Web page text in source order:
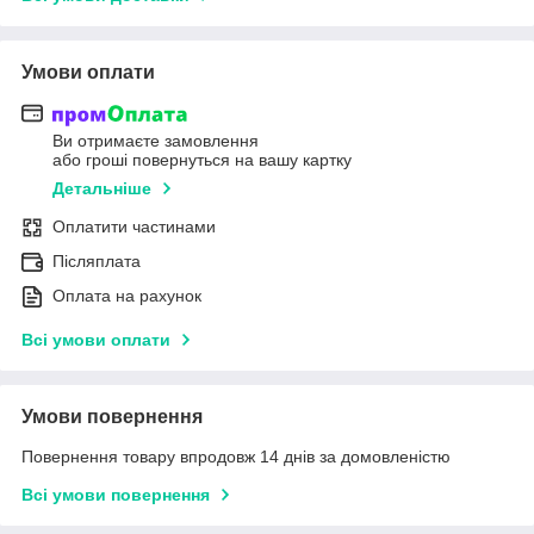
Умови оплати
Ви отримаєте замовлення
або гроші повернуться на вашу картку
Детальніше
Оплатити частинами
Післяплата
Оплата на рахунок
Всі умови оплати
Умови повернення
Повернення товару впродовж 14 днів за домовленістю
Всі умови повернення